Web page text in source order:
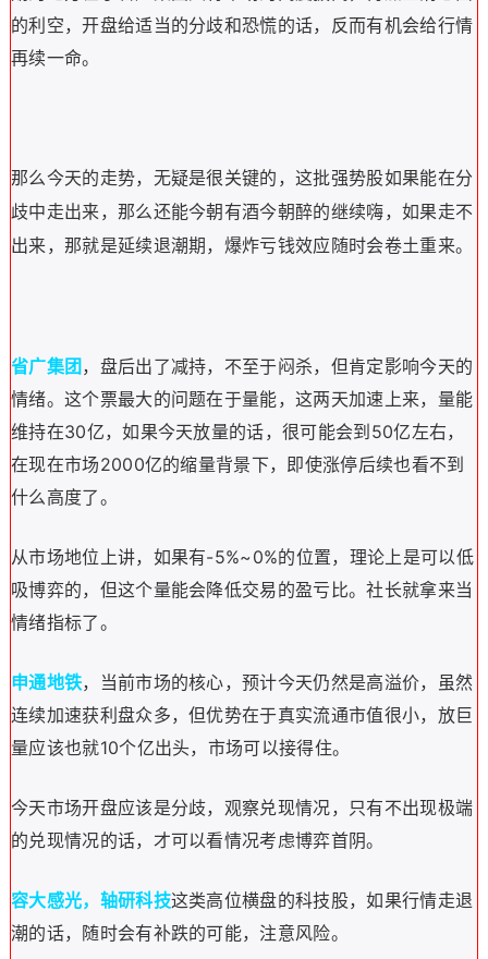
的利空，开盘给适当的分歧和恐慌的话，反而有机会给行情
再续一命。
那么今天的走势，无疑是很关键的，这批强势股如果能在分
歧中走出来，那么还能今朝有酒今朝醉的继续嗨，如果走不
出来，那就是延续退潮期，爆炸亏钱效应随时会卷土重来。
省广集团 ，盘后出了减持，不至于闷杀，但肯定影响今天的
情绪。这个票最大的问题在于量能，这两天加速上来，量能
维持在30亿，如果今天放量的话，很可能会到50亿左右，
在现在市场2000亿的缩量背景下，即使涨停后续也看不到
什么高度了。
从市场地位上讲，如果有-5%~0%的位置，理论上是可以低
吸博弈的，但这个量能会降低交易的盈亏比。社长就拿来当
情绪指标了。
申通地铁，当前市场的核心，预计今天仍然是高溢价，虽然
连续加速获利盘众多，但优势在于真实流通市值很小，放巨
量应该也就10个亿出头，市场可以接得住。
今天市场开盘应该是分歧，观察兑现情况，只有不出现极端
的兑现情况的话，才可以看情况考虑博弈首阴。
容大感光，轴研科技这类高位横盘的科技股，如果行情走退
潮的话，随时会有补跌的可能，注意风险。